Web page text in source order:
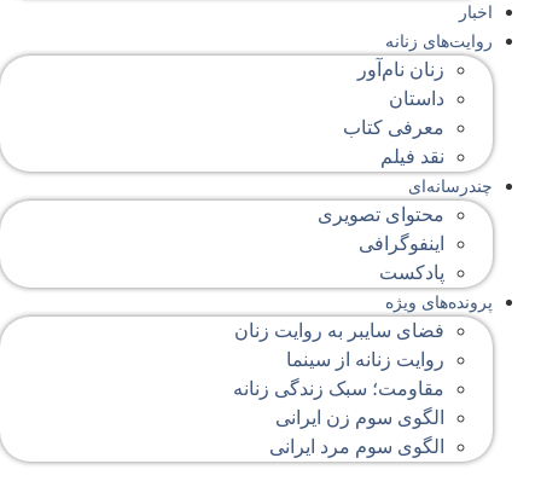
اخبار
روایت‌های زنانه
زنان نام‌آور
داستان
معرفی کتاب
نقد فیلم
چندرسانه‌ای
محتوای تصویری
اینفوگرافی
پادکست
پرونده‌های ویژه
فضای سایبر به روایت زنان
روایت زنانه از سینما
مقاومت؛ سبک زندگی زنانه
الگوی سوم زن ایرانی
الگوی سوم مرد ایرانی